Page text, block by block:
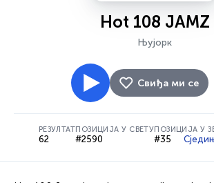
Hot 108 JAMZ
Њујорк
Свиђа ми се
РЕЗУЛТАТ
62
ПОЗИЦИЈА У СВЕТУ
#2590
ПОЗИЦИЈА У
#35